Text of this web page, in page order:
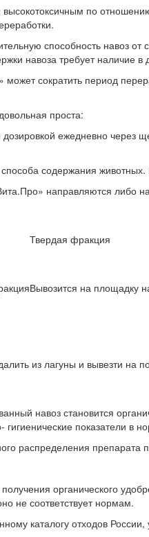
по
способность навоз от
навоза требует наличие
сократить период
проста:
ежедневно через
содержания
направляются либо
Твердая фракция
Вывозится на площадку
из лагуны и вывезти на
навоз становится
показатели в
распределения препарата
органического
не соответствует нормам.
каталогу отходов